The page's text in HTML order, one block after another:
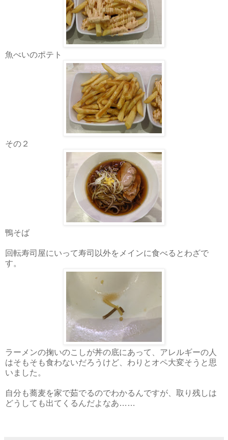
魚べいのポテト
その２
鴨そば
回転寿司屋にいって寿司以外をメインに食べるとわざで
す。
ラーメンの掬いのこしが丼の底にあって、アレルギーの人
はそもそも食わないだろうけど、わりとオペ大変そうと思
いました。
自分も蕎麦を家で茹でるのでわかるんですが、取り残しは
どうしても出てくるんだよなあ……